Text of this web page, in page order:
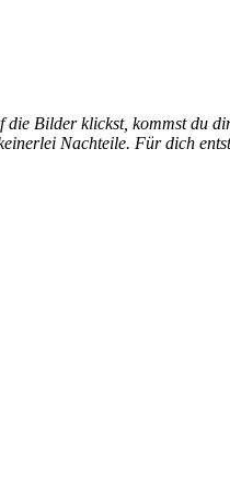
Bilder klickst, kommst du
Nachteile. Für dich